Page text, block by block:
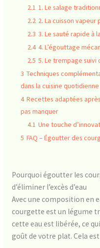
2.1 1. Le salage
2.2 2. La cuisson vapeur
2.3 3. Le sauté rapide à
2.4 4. L’égouttage
2.5 5. Le trempage suivi
3 Techniques
dans la cuisine quotidienne
4 Recettes adaptées
pas manquer
4.1 Une touche
5 FAQ – Égoutter des
Pourquoi égoutter les
d’éliminer l’excès d’eau
Avec une composition en
courgette est un légume
cette eau est libérée, ce
goût de votre plat. Cela